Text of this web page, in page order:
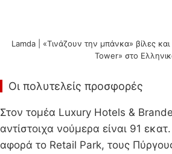
Lamda | «Τινάζουν την μπάνκα» βίλες
Tower» στο
Οι πολυτελείς προσφορές
Στον τομέα Luxury Hotels &
αντίστοιχα νούμερα είναι 91
αφορά το Retail Park, τους